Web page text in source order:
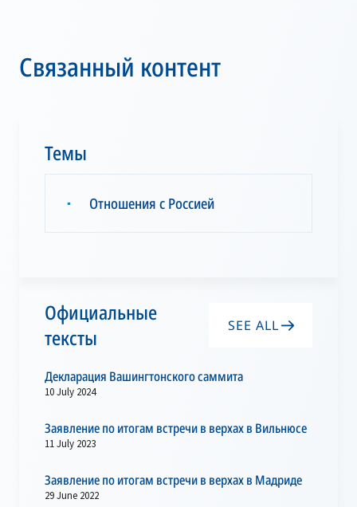
Связанный контент
Темы
▪ Отношения с Россией
Официальные
тексты
SEE ALL
Декларация Вашингтонского саммита
10 July 2024
Заявление по итогам встречи в верхах в Вильнюсе
11 July 2023
Заявление по итогам встречи в верхах в Мадриде
29 June 2022